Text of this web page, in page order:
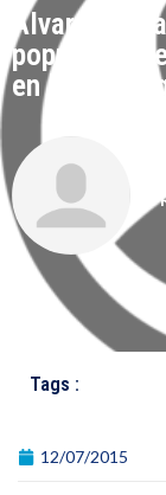
Álvaro
populismo:
en la
Tags :
12/07/2015